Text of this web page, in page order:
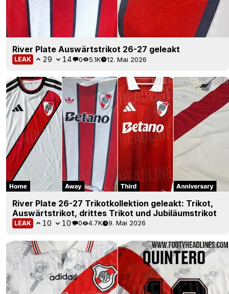
River Plate Auswärtstrikot 26-27 geleakt
LEAK 29 14 0 5.1K 12. Mai 2026
River Plate 26-27 Trikotkollektion geleakt: Trikot,
Auswärtstrikot, drittes Trikot und Jubiläumstrikot
LEAK 10 10 0 4.7K 9. Mai 2026